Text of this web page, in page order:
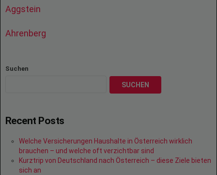
Aggstein
Ahrenberg
Suchen
SUCHEN
Recent Posts
Welche Versicherungen Haushalte in Österreich wirklich
brauchen – und welche oft verzichtbar sind
Kurztrip von Deutschland nach Österreich – diese Ziele bieten
sich an